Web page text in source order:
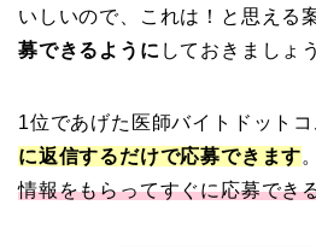
いしいので、これは！と思える
募できるように しておきましょ
1位であげた医師バイトドットコ
に返信するだけで応募できます
情報をもらってすぐに応募でき